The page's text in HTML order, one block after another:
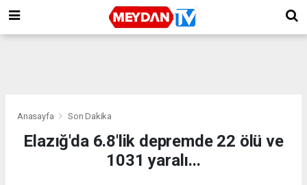
Anasayfa Son Dakika
Elazığ'da 6.8'lik depremde 22 ölü ve
1031 yaralı...